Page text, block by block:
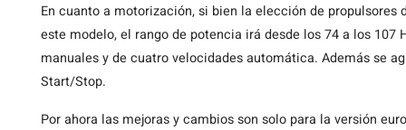
En cuanto a motorización, si bien la elección de
este modelo, el rango de potencia irá desde los 74 a los
manuales y de cuatro velocidades automática. Además se
Start/Stop.
Por ahora las mejoras y cambios son solo para la versión